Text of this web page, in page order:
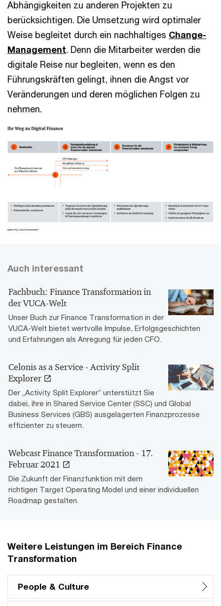
Abhängigkeiten zu anderen Projekten zu
berücksichtigen. Die Umsetzung wird optimaler
Weise begleitet durch ein nachhaltiges Change-
Management. Denn die Mitarbeiter werden die
digitale Reise nur begleiten, wenn es den
Führungskräften gelingt, ihnen die Angst vor
Veränderungen und deren möglichen Folgen zu
nehmen.
Auch interessant
Fachbuch: Finance Transformation in
der VUCA-Welt
Unser Buch zur Finance Transformation in der
VUCA-Welt bietet wertvolle Impulse, Erfolgsgeschichten
und Erfahrungen als Anregung für jeden CFO.
Celonis as a Service - Activity Split
Explorer
Der „Activity Split Explorer” unterstützt Sie
dabei, ihre in Shared Service Center (SSC) und Global
Business Services (GBS) ausgelagerten Finanzprozesse
effizienter zu steuern.
Webcast Finance Transformation - 17.
Februar 2021
Die Zukunft der Finanzfunktion mit dem
richtigen Target Operating Model und einer individuellen
Roadmap gestalten.
Weitere Leistungen im Bereich Finance
Transformation
People & Culture